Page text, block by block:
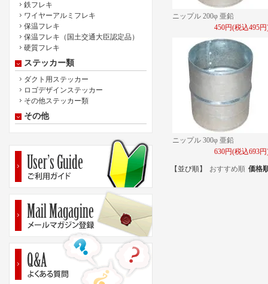
鉄フレキ
ワイヤーアルミフレキ
保温フレキ
保温フレキ（国土交通大臣認定品）
硬質フレキ
ステッカー類
ダクト用ステッカー
ロゴデザインステッカー
その他ステッカー類
その他
ニップル 200φ 亜鉛
450円(税込495
ニップル 300φ 亜鉛
630円(税込693
【並び順】 おすすめ順 価格